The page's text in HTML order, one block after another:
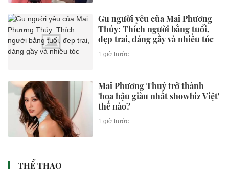
Gu người yêu của Mai Phương
Thúy: Thích người bằng tuổi,
đẹp trai, dáng gầy và nhiều tóc
1 giờ trước
Mai Phương Thuý trở thành
'hoa hậu giàu nhất showbiz Việt'
thế nào?
1 giờ trước
THỂ THAO